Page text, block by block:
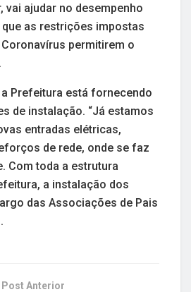
vai ajudar no desempenho
as restrições impostas
permitirem o
Prefeitura está fornecendo
de instalação. “Já estamos
entradas elétricas,
de rede, onde se faz
Com toda a estrutura
a instalação dos
das Associações de Pais
Post Anterior